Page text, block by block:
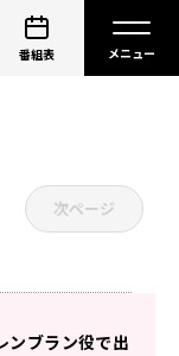
番組表
じお
次ページ
ンブラン役で出